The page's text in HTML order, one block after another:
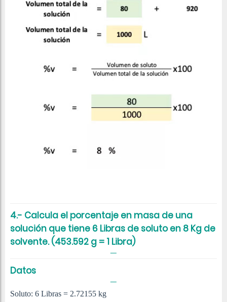
4.- Calcula el porcentaje en masa de una
solución que tiene 6 Libras de soluto en 8 Kg de
solvente. (453.592 g = 1 Libra)
Datos
Soluto: 6 Libras = 2.72155 kg